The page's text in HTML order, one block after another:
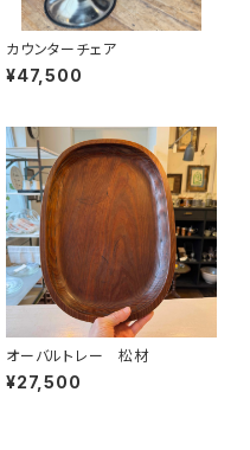
カウンターチェア
¥47,500
オーバルトレー 松材
¥27,500